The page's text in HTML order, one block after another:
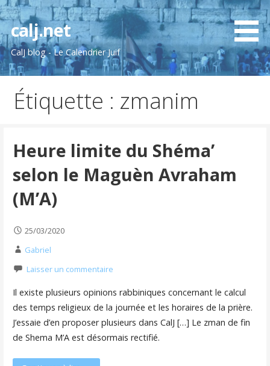
Passer
au
contenu
calj.net
CalJ blog - Le Calendrier Juif
Étiquette : zmanim
Heure limite du Shéma’
selon le Maguèn Avraham
(M’A)
25/03/2020
Gabriel
Laisser un commentaire
Il existe plusieurs opinions rabbiniques concernant le calcul
des temps religieux de la journée et les horaires de la prière.
J’essaie d’en proposer plusieurs dans CalJ […] Le zman de fin
de Shema M’A est désormais rectifié.